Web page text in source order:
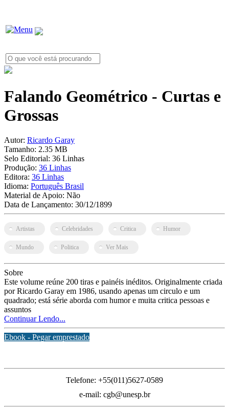
Falando Geométrico - Curtas e
Grossas
Autor: Ricardo Garay
Tamanho: 2.35 MB
Selo Editorial: 36 Linhas
Produção: 36 Linhas
Editora: 36 Linhas
Idioma: Português Brasil
Material de Apoio: Não
Data de Lançamento: 30/12/1899
Artistas Celebridades Critica Humor
Mundo Politica Ver Mais
Sobre
Este volume reúne 200 tiras e painéis inéditos. Originalmente criada
por Ricardo Garay em 1986, usando apenas um circulo e um
quadrado; está série aborda com humor e muita critica pessoas e
assuntos
Continuar Lendo...
Ebook - Pegar emprestado
Telefone: +55(011)5627-0589
e-mail: cgb@unesp.br